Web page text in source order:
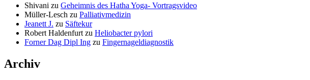
Shivani zu Geheimnis des Hatha Yoga- Vortragsvideo
Müller-Lesch zu Palliativmedizin
Jeanett J. zu Säftekur
Robert Haldenfurt zu Heliobacter pylori
Forner Dag Dipl Ing zu Fingernageldiagnostik
Archiv